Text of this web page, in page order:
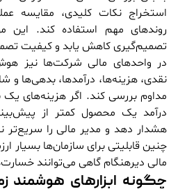
استخراج نکات کلیدی، مقایسه
روندهای مهم استفاده کند. این
تصمیم‌گیری کاهش یابد و کیفیت
در واحدهای مالی شرکت‌ها نیز
نقدی، هزینه‌ها، درآمدها، بدهی‌ها
مداوم بررسی کند. اگر هزینه‌های یک
درآمد یک محصول کمتر از
هشدار دهد و مدیر مالی را سریع‌تر
چنین قابلیتی برای سازمان‌ها بسیار
مالی دیرهنگام گاهی می‌توانند
چگونه ابزارهای هوشمند